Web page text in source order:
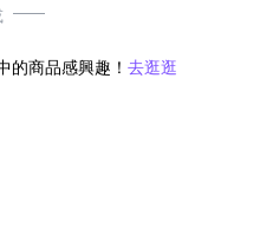
的商品感興趣！ 去逛逛